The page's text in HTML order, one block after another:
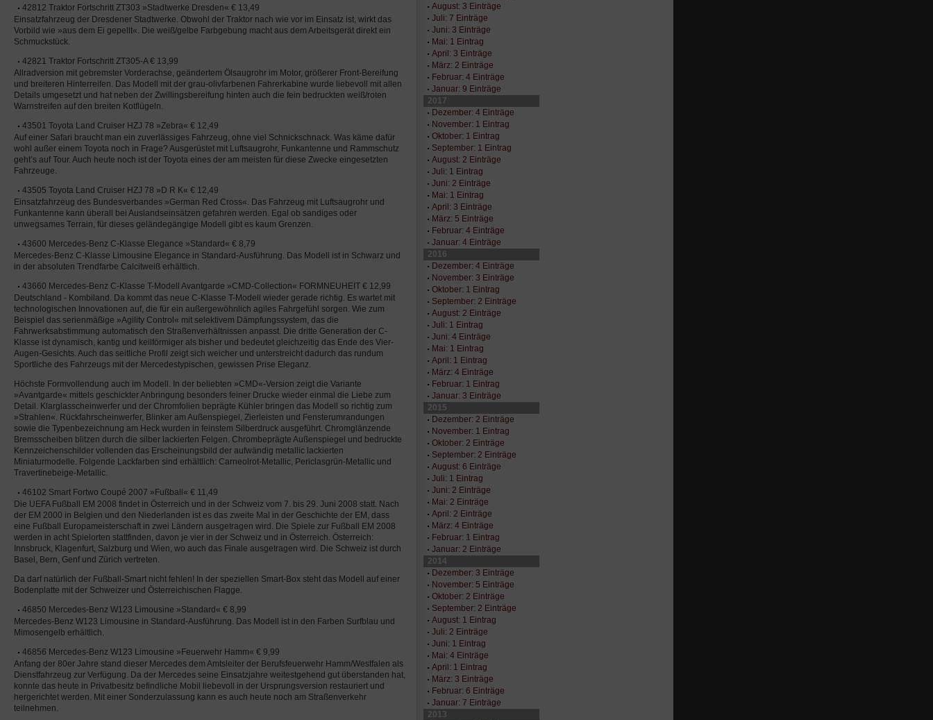
August: 3 Einträge
Juli: 7 Einträge
Juni: 3 Einträge
Mai: 1 Eintrag
April: 3 Einträge
März: 2 Einträge
Februar: 4 Einträge
Januar: 9 Einträge
2017
Dezember: 4 Einträge
November: 1 Eintrag
Oktober: 1 Eintrag
September: 1 Eintrag
August: 2 Einträge
Juli: 1 Eintrag
Juni: 2 Einträge
Mai: 1 Eintrag
April: 3 Einträge
März: 5 Einträge
Februar: 4 Einträge
Januar: 4 Einträge
2016
Dezember: 4 Einträge
November: 3 Einträge
Oktober: 1 Eintrag
September: 2 Einträge
August: 2 Einträge
Juli: 1 Eintrag
Juni: 4 Einträge
Mai: 1 Eintrag
April: 1 Eintrag
März: 4 Einträge
Februar: 1 Eintrag
Januar: 3 Einträge
2015
Dezember: 2 Einträge
November: 1 Eintrag
Oktober: 2 Einträge
September: 2 Einträge
August: 6 Einträge
Juli: 1 Eintrag
Juni: 2 Einträge
Mai: 2 Einträge
April: 2 Einträge
März: 4 Einträge
Februar: 1 Eintrag
Januar: 2 Einträge
2014
Dezember: 3 Einträge
November: 5 Einträge
Oktober: 2 Einträge
September: 2 Einträge
August: 1 Eintrag
Juli: 2 Einträge
Juni: 1 Eintrag
Mai: 4 Einträge
April: 1 Eintrag
März: 3 Einträge
Februar: 6 Einträge
Januar: 7 Einträge
2013
42812 Traktor Fortschritt ZT303 »Stadtwerke Dresden« € 13,49
Einsatzfahrzeug der Dresdener Stadtwerke. Obwohl der Traktor nach wie vor im Einsatz ist, wirkt das
Vorbild wie »aus dem Ei gepellt«. Die weiß/gelbe Farbgebung macht aus dem Arbeitsgerät direkt ein
Schmuckstück.
42821 Traktor Fortschritt ZT305-A € 13,99
Allradversion mit gebremster Vorderachse, geändertem Ölsaugrohr im Motor, größerer Front-Bereifung
und breiteren Hinterreifen. Das Modell mit der grau-olivfarbenen Fahrerkabine wurde liebevoll mit allen
Details umgesetzt und hat neben der Zwillingsbereifung hinten auch die fein bedruckten weiß/roten
Warnstreifen auf den breiten Kotflügeln.
43501 Toyota Land Cruiser HZJ 78 »Zebra« € 12,49
Auf einer Safari braucht man ein zuverlässiges Fahrzeug, ohne viel Schnickschnack. Was käme dafür
wohl außer einem Toyota noch in Frage? Ausgerüstet mit Luftsaugrohr, Funkantenne und Rammschutz
geht’s auf Tour. Auch heute noch ist der Toyota eines der am meisten für diese Zwecke eingesetzten
Fahrzeuge.
43505 Toyota Land Cruiser HZJ 78 »D R K« € 12,49
Einsatzfahrzeug des Bundesverbandes »German Red Cross«. Das Fahrzeug mit Luftsaugrohr und
Funkantenne kann überall bei Auslandseinsätzen gefahren werden. Egal ob sandiges oder
unwegsames Terrain, für dieses geländegängige Modell gibt es kaum Grenzen.
43600 Mercedes-Benz C-Klasse Elegance »Standard« € 8,79
Mercedes-Benz C-Klasse Limousine Elegance in Standard-Ausführung. Das Modell ist in Schwarz und
in der absoluten Trendfarbe Calcitweiß erhältlich.
43660 Mercedes-Benz C-Klasse T-Modell Avantgarde »CMD-Collection« FORMNEUHEIT € 12,99
Deutschland - Kombiland. Da kommt das neue C-Klasse T-Modell wieder gerade richtig. Es wartet mit
technologischen Innovationen auf, die für ein außergewöhnlich agiles Fahrgefühl sorgen. Wie zum
Beispiel das serienmäßige »Agility Control« mit selektivem Dämpfungssystem, das die
Fahrwerksabstimmung automatisch den Straßenverhältnissen anpasst. Die dritte Generation der C-
Klasse ist dynamisch, kantig und keilförmiger als bisher und bedeutet gleichzeitig das Ende des Vier-
Augen-Gesichts. Auch das seitliche Profil zeigt sich weicher und unterstreicht dadurch das rundum
Sportliche des Fahrzeugs mit der Mercedestypischen, gewissen Prise Eleganz.
Höchste Formvollendung auch im Modell. In der beliebten »CMD«-Version zeigt die Variante
»Avantgarde« mittels geschickter Anbringung besonders feiner Drucke wieder einmal die Liebe zum
Detail. Klarglasscheinwerfer und der Chromfolien beprägte Kühler bringen das Modell so richtig zum
»Strahlen«. Rückfahrscheinwerfer, Blinker am Außenspiegel, Zierleisten und Fensterumrandungen
sowie die Typenbezeichnung am Heck wurden in feinstem Silberdruck ausgeführt. Chromglänzende
Bremsscheiben blitzen durch die silber lackierten Felgen. Chrombeprägte Außenspiegel und bedruckte
Kennzeichenschilder vollenden das Erscheinungsbild der aufwändig metallic lackierten
Miniaturmodelle. Folgende Lackfarben sind erhältlich: Carneolrot-Metallic, Periclasgrün-Metallic und
Travertinebeige-Metallic.
46102 Smart Fortwo Coupé 2007 »Fußball« € 11,49
Die UEFA Fußball EM 2008 findet in Österreich und in der Schweiz vom 7. bis 29. Juni 2008 statt. Nach
der EM 2000 in Belgien und den Niederlanden ist es das zweite Mal in der Geschichte der EM, dass
eine Fußball Europameisterschaft in zwei Ländern ausgetragen wird. Die Spiele zur Fußball EM 2008
werden in acht Spielorten stattfinden, davon je vier in der Schweiz und in Österreich. Österreich:
Innsbruck, Klagenfurt, Salzburg und Wien, wo auch das Finale ausgetragen wird. Die Schweiz ist durch
Basel, Bern, Genf und Zürich vertreten.
Da darf natürlich der Fußball-Smart nicht fehlen! In der speziellen Smart-Box steht das Modell auf einer
Bodenplatte mit der Schweizer und Österreichischen Flagge.
46850 Mercedes-Benz W123 Limousine »Standard« € 8,99
Mercedes-Benz W123 Limousine in Standard-Ausführung. Das Modell ist in den Farben Surfblau und
Mimosengelb erhältlich.
46856 Mercedes-Benz W123 Limousine »Feuerwehr Hamm« € 9,99
Anfang der 80er Jahre stand dieser Mercedes dem Amtsleiter der Berufsfeuerwehr Hamm/Westfalen als
Dienstfahrzeug zur Verfügung. Da der Mercedes seine Einsatzjahre weitestgehend gut überstanden hat,
konnte das heute in Privatbesitz befindliche Mobil liebevoll in der Ursprungsversion restauriert und
hergerichtet werden. Mit einer Sonderzulassung kann es auch heute noch am Straßenverkehr
teilnehmen.